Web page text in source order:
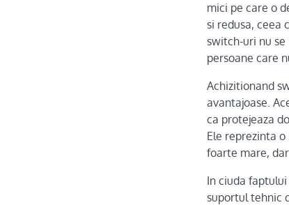
mici pe care o
si redusa, ceea
switch-uri nu
persoane care
Achizitionand
avantajoase.
ca protejeaza
Ele reprezinta
foarte mare,
In ciuda
suportul tehnic